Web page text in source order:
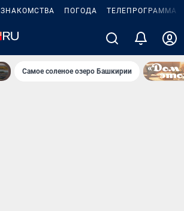
ЗНАКОМСТВА ПОГОДА ТЕЛЕПРОГРАММА
Самое соленое озеро Башкирии